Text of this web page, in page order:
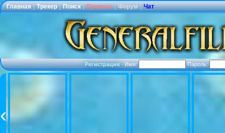
Главная | Трекер | Поиск | Правила | Форум | Чат
Регистрация·Имя: Пароль: